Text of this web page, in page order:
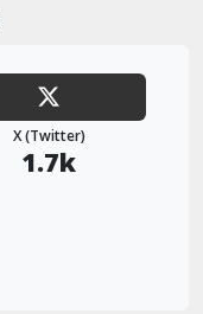
X (Twitter)
1.7k